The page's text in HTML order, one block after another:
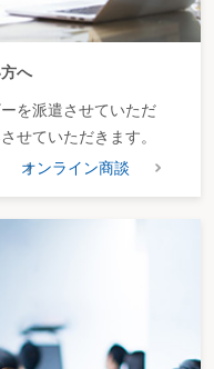
へ
を派遣させていただ
せていただきます。
オンライン商談